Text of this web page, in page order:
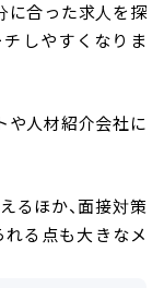
に合った求人を探
しやすくなりま
や人材紹介会社に
るほか、面接対策
る点も大きなメ